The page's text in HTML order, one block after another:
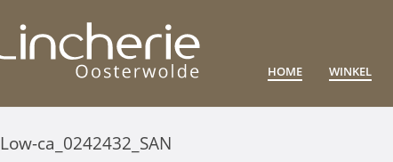
HOME WINKEL
Low-ca_0242432_SAN